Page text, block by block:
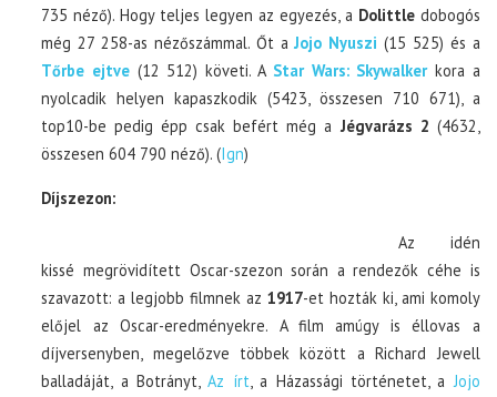
735 néző). Hogy teljes legyen az egyezés, a Dolittledobogós
még 27 258-as nézőszámmal. Őt aJojo Nyuszi (15 525) és a
Tőrbe ejtve (12 512) követi. A Star Wars: Skywalkerkora a
nyolcadik helyen kapaszkodik (5423, összesen 710 671), a
top10-be pedig épp csak befért még a Jégvarázs 2 (4632,
összesen 604 790 néző). (Ign)
Díjszezon:
Az idén
kissé megrövidített Oscar-szezon során a rendezők céhe is
szavazott: a legjobb filmnek az 1917-et hozták ki, ami komoly
előjel az Oscar-eredményekre. A film amúgy is éllovas a
díjversenyben, megelőzve többek között a Richard Jewell
balladáját, a Botrányt,Az írt, a Házassági történetet, aJojo